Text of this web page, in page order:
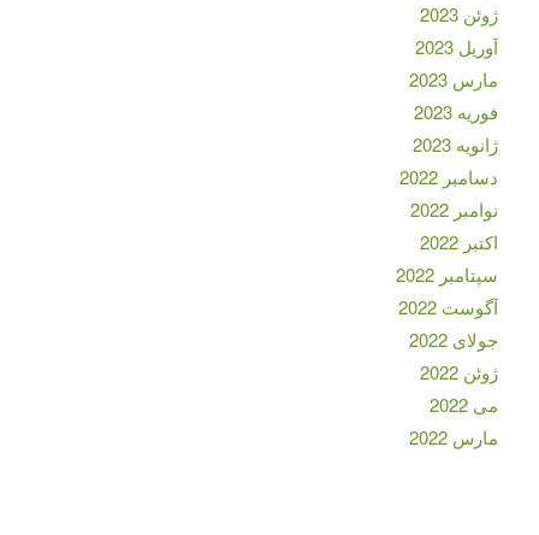
ژوئن 2023
آوریل 2023
مارس 2023
فوریه 2023
ژانویه 2023
دسامبر 2022
نوامبر 2022
اکتبر 2022
سپتامبر 2022
آگوست 2022
جولای 2022
ژوئن 2022
می 2022
مارس 2022